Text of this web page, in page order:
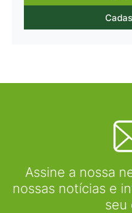
Assine a nossa
nossas notícias e
seu